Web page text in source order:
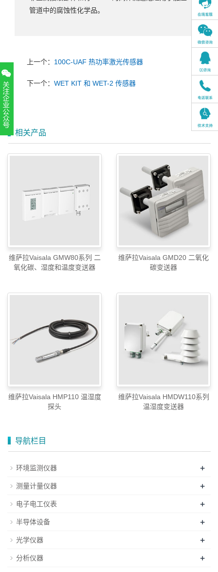
管道中的腐蚀性化学品。
上一个： 100C-UAF 热功率激光传感器
下一个： WET KIT 和 WET-2 传感器
相关产品
维萨拉Vaisala GMW80系列 二
氧化碳、湿度和温度变送器
维萨拉Vaisala GMD20 二氧化
碳变送器
维萨拉Vaisala HMP110 温湿度
探头
维萨拉Vaisala HMDW110系列
温湿度变送器
导航栏目
环境监测仪器 +
测量计量仪器 +
电子电工仪表 +
半导体设备 +
光学仪器 +
分析仪器 +
扫一扫，关注官方账号